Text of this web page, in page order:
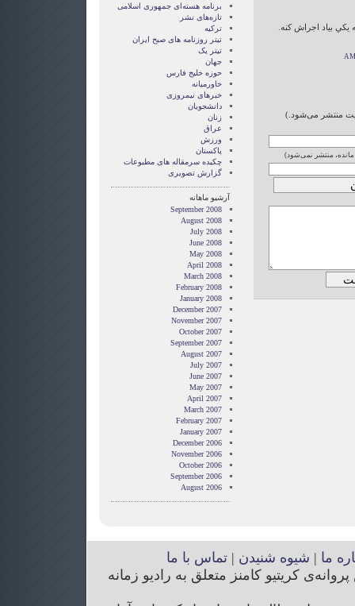
يكي بياد اجراش كنه.
منتشر می‌شود.)
مانده، منتشر نمی‌شود)
برنامه هسته‌ای جمهوری اسلامی
تازه‌های نشر
ترکیه
تیتر روزنامه های صبح ایران
تیتر یک
جهان
حوزه خلیج فارس
خاورمیانه
خبرهای نیمروزی
دانشجویان
زنان
عراق
ورزش
پاکستان
چکیده سرمقاله های مطبوعات
گزارش تصويری
آرشیو ماهانه
September 2008
August 2008
July 2008
June 2008
May 2008
April 2008
March 2008
February 2008
January 2008
December 2007
November 2007
October 2007
September 2007
August 2007
July 2007
June 2007
May 2007
April 2007
March 2007
February 2007
January 2007
December 2006
November 2006
October 2006
September 2006
August 2006
ما | شیوه شنیدن |تماس با ما
کریتیو کامنز متعلق به رادیو زمانه